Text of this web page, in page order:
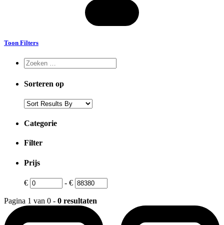
Toon Filters
Sorteren op
Categorie
Filter
Prijs
€ - €
Pagina 1 van 0 - 0 resultaten